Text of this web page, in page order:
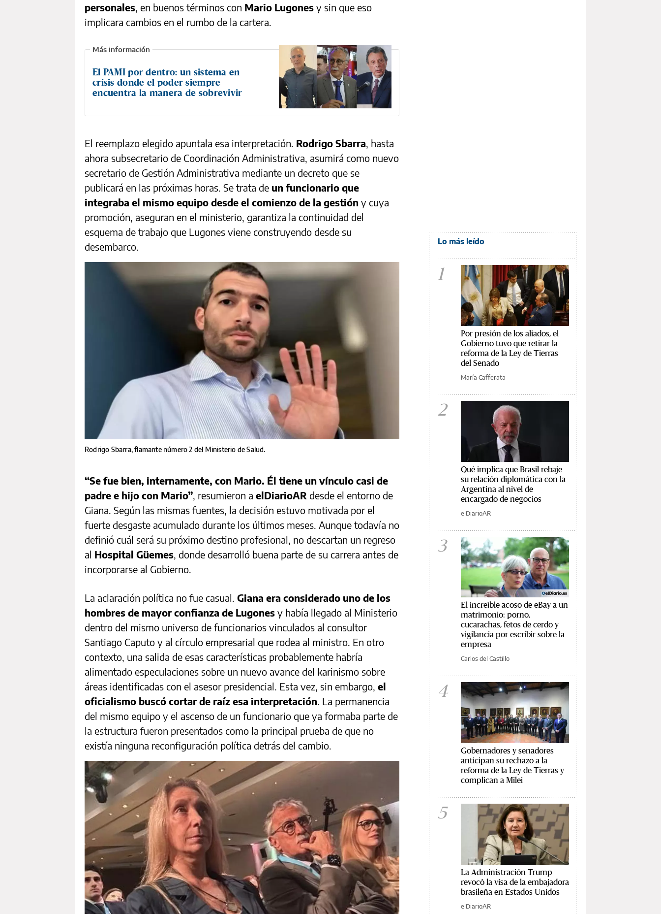
personales, en buenos términos con Mario Lugones y sin que eso
implicara cambios en el rumbo de la cartera.
El PAMI por dentro: un sistema en
crisis donde el poder siempre
encuentra la manera de sobrevivir
El reemplazo elegido apuntala esa interpretación. Rodrigo Sbarra, hasta
ahora subsecretario de Coordinación Administrativa, asumirá como nuevo
secretario de Gestión Administrativa mediante un decreto que se
publicará en las próximas horas. Se trata de un funcionario que
integraba el mismo equipo desde el comienzo de la gestión y cuya
promoción, aseguran en el ministerio, garantiza la continuidad del
esquema de trabajo que Lugones viene construyendo desde su
desembarco.
Rodrigo Sbarra, flamante número 2 del Ministerio de Salud.
“Se fue bien, internamente, con Mario. Él tiene un vínculo casi de
padre e hijo con Mario”, resumieron a elDiarioAR desde el entorno de
Giana. Según las mismas fuentes, la decisión estuvo motivada por el
fuerte desgaste acumulado durante los últimos meses. Aunque todavía no
definió cuál será su próximo destino profesional, no descartan un regreso
al Hospital Güemes, donde desarrolló buena parte de su carrera antes de
incorporarse al Gobierno.
La aclaración política no fue casual. Giana era considerado uno de los
hombres de mayor confianza de Lugones y había llegado al Ministerio
dentro del mismo universo de funcionarios vinculados al consultor
Santiago Caputo y al círculo empresarial que rodea al ministro. En otro
contexto, una salida de esas características probablemente habría
alimentado especulaciones sobre un nuevo avance del karinismo sobre
áreas identificadas con el asesor presidencial. Esta vez, sin embargo, el
oficialismo buscó cortar de raíz esa interpretación. La permanencia
del mismo equipo y el ascenso de un funcionario que ya formaba parte de
la estructura fueron presentados como la principal prueba de que no
existía ninguna reconfiguración política detrás del cambio.
Lo más leído
1
Por presión de los aliados, el
Gobierno tuvo que retirar la
reforma de la Ley de Tierras
del Senado
María Cafferata
2
Qué implica que Brasil rebaje
su relación diplomática con la
Argentina al nivel de
encargado de negocios
elDiarioAR
3
El increíble acoso de eBay a un
matrimonio: porno,
cucarachas, fetos de cerdo y
vigilancia por escribir sobre la
empresa
Carlos del Castillo
4
Gobernadores y senadores
anticipan su rechazo a la
reforma de la Ley de Tierras y
complican a Milei
5
La Administración Trump
revocó la visa de la embajadora
brasileña en Estados Unidos
elDiarioAR